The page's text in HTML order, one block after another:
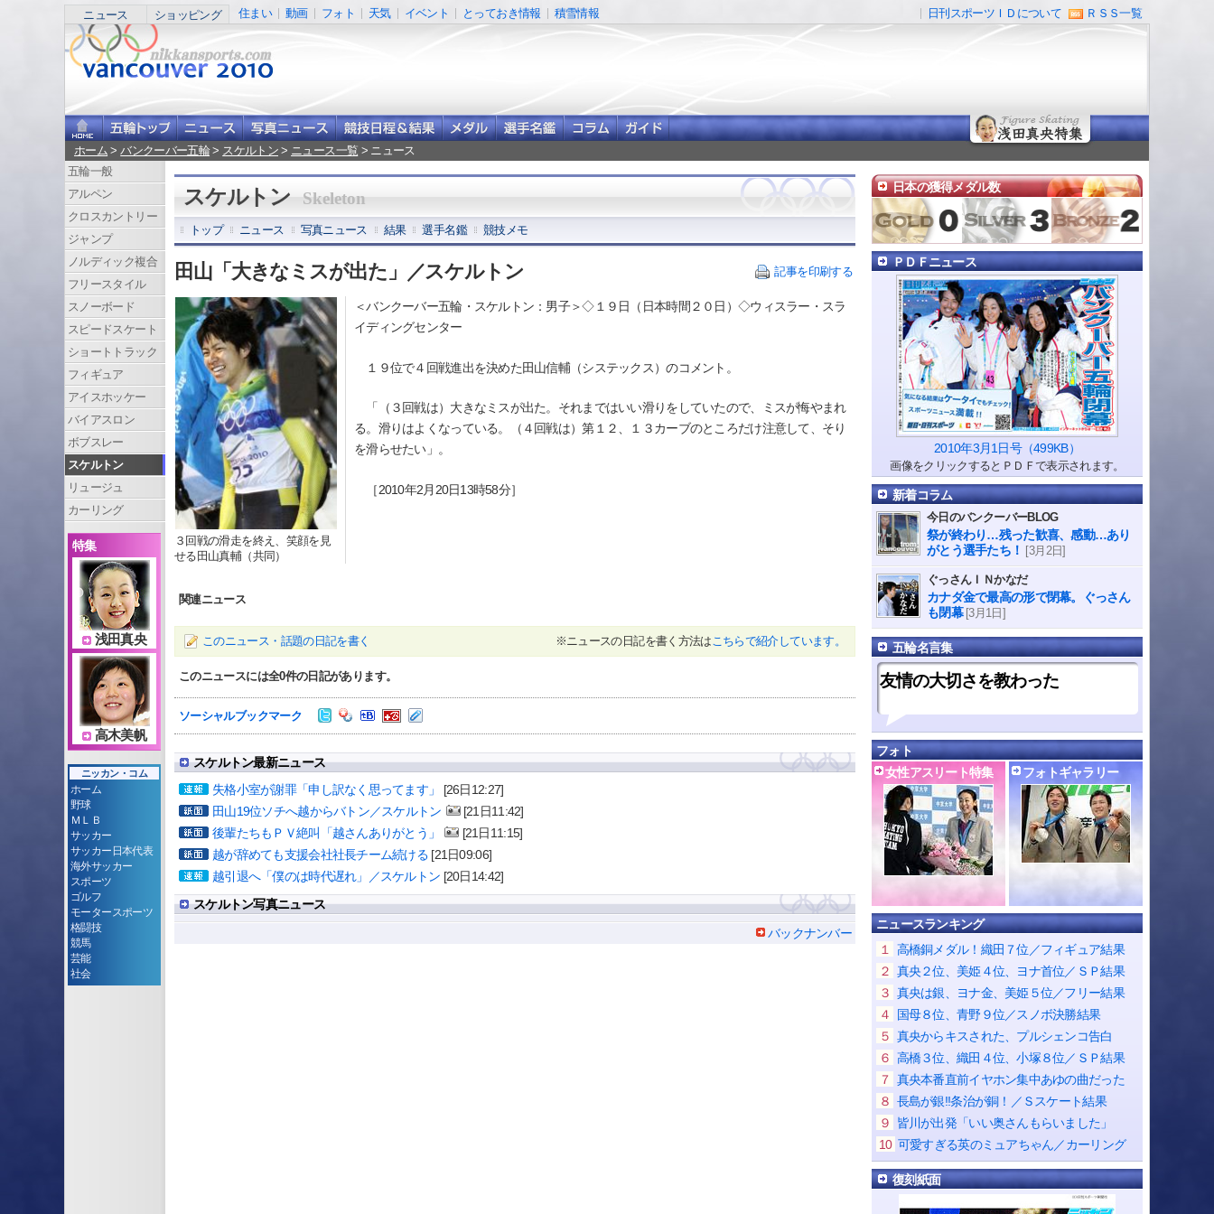
ニュース ショッピング 住まい 動画 フォト 天気 イベント とっておき情報 積雪情報 日刊スポーツＩＤについて ＲＳＳ一覧
ホーム >バンクーバー五輪> スケルトン> ニュース一覧 > ニュース
スケルトン Skeleton
トップ ニュース 写真ニュース 結果 選手名鑑 競技メモ
田山「大きなミスが出た」／スケルトン 記事を印刷する
３回戦の滑走を終え、笑顔を見
せる田山真輔（共同）
＜バンクーバー五輪・スケルトン：男子＞◇１９日（日本時間２０日）◇ウィスラー・スラ
イディングセンター
１９位で４回戦進出を決めた田山信輔（システックス）のコメント。
「（３回戦は）大きなミスが出た。それまではいい滑りをしていたので、ミスが悔やまれ
る。滑りはよくなっている。（４回戦は）第１２、１３カーブのところだけ注意して、そり
を滑らせたい」。
［2010年2月20日13時58分］
関連ニュース
このニュース・話題の日記を書く ※ニュースの日記を書く方法はこちらで紹介しています。
このニュースには全0件の日記があります。
ソーシャルブックマーク
スケルトン最新ニュース
失格小室が謝罪「申し訳なく思ってます」
[26日12:27]
田山19位ソチへ越からバトン／スケルトン
[21日11:42]
後輩たちもＰＶ絶叫「越さんありがとう」
[21日11:15]
越が辞めても支援会社社長チーム続ける [21日09:06]
越引退へ「僕のは時代遅れ」／スケルトン [20日14:42]
スケルトン写真ニュース
バックナンバー
五輪一般
アルペン
クロスカントリー
ジャンプ
ノルディック複合
フリースタイル
スノーボード
スピードスケート
ショートトラック
フィギュア
アイスホッケー
バイアスロン
ボブスレー
スケルトン
リュージュ
カーリング
特集
浅田真央
高木美帆
ニッカン・コム
ホーム
野球
ＭＬＢ
サッカー
サッカー日本代表
海外サッカー
スポーツ
ゴルフ
モータースポーツ
格闘技
競馬
芸能
社会
日本の獲得メダル数
ＰＤＦニュース
2010年3月1日号（499KB）
画像をクリックするとＰＤＦで表示されます。
新着コラム
今日のバンクーバーBLOG
祭が終わり…残った歓喜、感動…あり
がとう選手たち！ [3月2日]
ぐっさんＩＮかなだ
カナダ金で最高の形で閉幕。ぐっさん
も閉幕 [3月1日]
五輪名言集
友情の大切さを教わった
フォト
女性アスリート特集
フォトギャラリー
ニュースランキング
１
高橋銅メダル！織田７位／フィギュア結果
２ 真央２位、美姫４位、ヨナ首位／ＳＰ結果
３ 真央は銀、ヨナ金、美姫５位／フリー結果
４
国母８位、青野９位／スノボ決勝結果
５ 真央からキスされた、プルシェンコ告白
６ 高橋３位、織田４位、小塚８位／ＳＰ結果
７ 真央本番直前イヤホン集中あゆの曲だった
８ 長島が銀!!条治が銅！／Ｓスケート結果
９
皆川が出発「いい奥さんもらいました」
10 可愛すぎる英のミュアちゃん／カーリング
復刻紙面